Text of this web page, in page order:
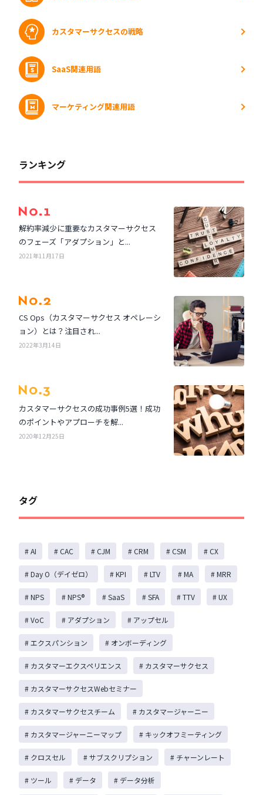
カスタマーサクセスの戦略
SaaS関連用語
マーケティング関連用語
ランキング
解約率減少に重要なカスタマーサクセス
のフェーズ「アダプション」と...
2021年11月17日
CS Ops（カスタマーサクセス オペレーシ
ョン）とは？注目され...
2022年3月14日
カスタマーサクセスの成功事例5選！成功
のポイントやアプローチを解...
2020年12月25日
タグ
# AI # CAC # CJM # CRM # CSM # CX
# Day O（デイゼロ） # KPI # LTV # MA # MRR
# NPS # NPS®️ # SaaS # SFA # TTV # UX
# VoC # アダプション # アップセル
# エクスパンション # オンボーディング
# カスタマーエクスペリエンス # カスタマーサクセス
# カスタマーサクセスWebセミナー
# カスタマーサクセスチーム # カスタマージャーニー
# カスタマージャーニーマップ # キックオフミーティング
# クロスセル # サブスクリプション # チャーンレート
# ツール # データ # データ分析